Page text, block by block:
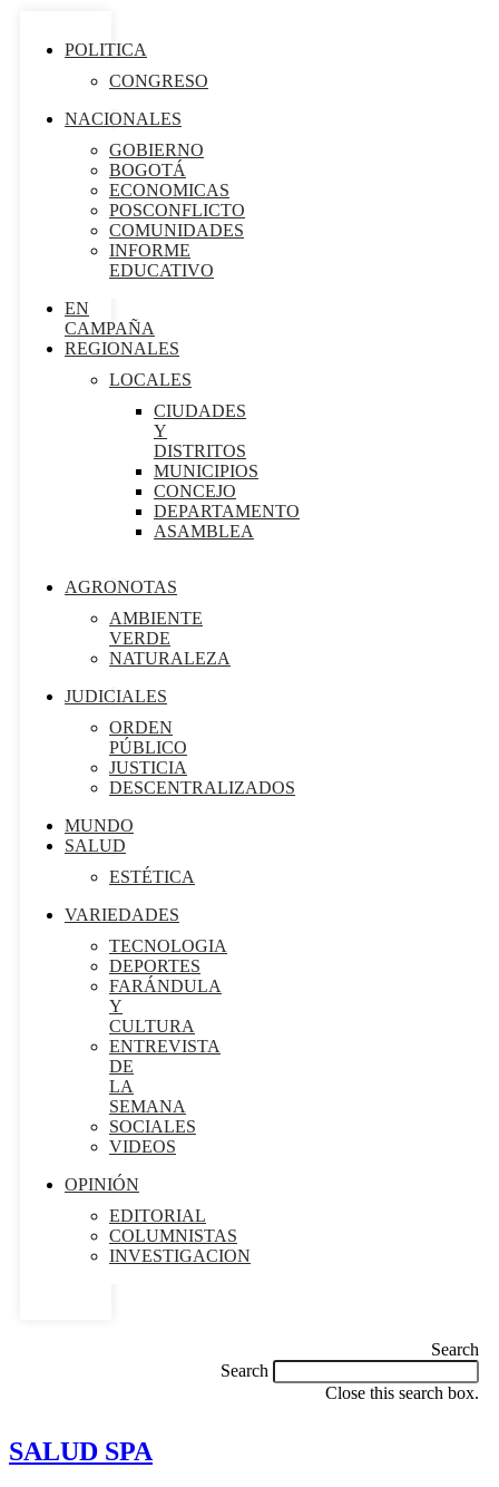
POLITICA
CONGRESO
NACIONALES
GOBIERNO
BOGOTÁ
ECONOMICAS
POSCONFLICTO
COMUNIDADES
INFORME
EDUCATIVO
EN
CAMPAÑA
REGIONALES
LOCALES
CIUDADES
Y
DISTRITOS
MUNICIPIOS
CONCEJO
DEPARTAMENTO
ASAMBLEA
AGRONOTAS
AMBIENTE
VERDE
NATURALEZA
JUDICIALES
ORDEN
PÚBLICO
JUSTICIA
DESCENTRALIZADOS
MUNDO
SALUD
ESTÉTICA
VARIEDADES
TECNOLOGIA
DEPORTES
FARÁNDULA
Y
CULTURA
ENTREVISTA
DE
LA
SEMANA
SOCIALES
VIDEOS
OPINIÓN
EDITORIAL
COLUMNISTAS
INVESTIGACION
Search
Search
Close this search box.
SALUD SPA